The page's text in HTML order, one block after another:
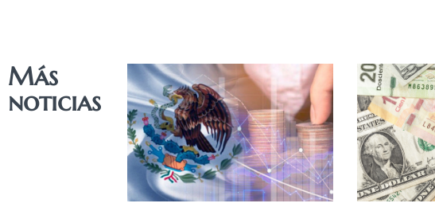
Más
noticias